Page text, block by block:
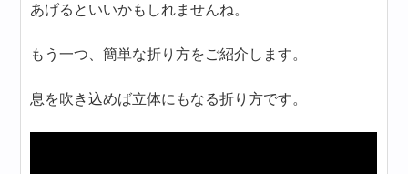
あげるといいかもしれませんね。
もう一つ、簡単な折り方をご紹介します。
息を吹き込めば立体にもなる折り方です。